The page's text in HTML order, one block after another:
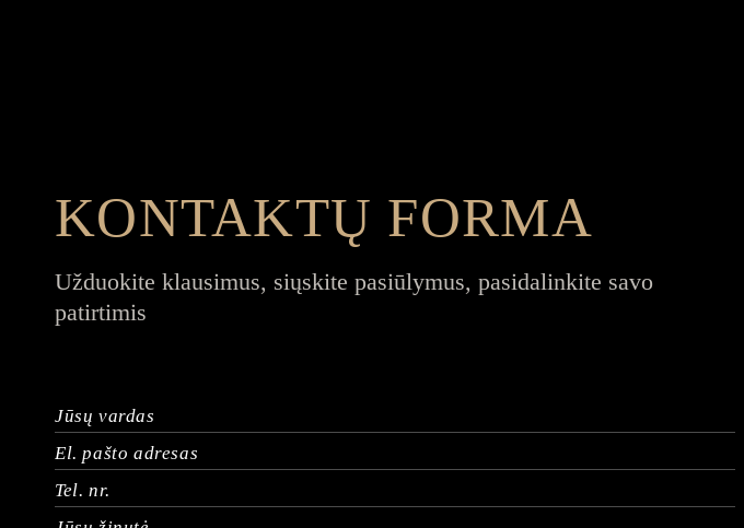
KONTAKTŲ FORMA
Užduokite klausimus, siųskite pasiūlymus, pasidalinkite savo
patirtimis